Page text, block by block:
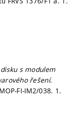
s modulem
řešení.
FI-IM2/038. 1.